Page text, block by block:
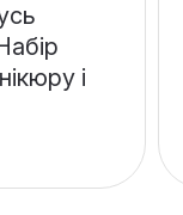
і